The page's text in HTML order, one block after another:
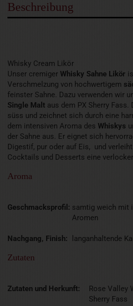
Beschreibung
Whisky Cream Likör
Unser cremiger Whisky Sahne Likör
Verschmelzung von hochwertigem
feinster Sahne. Dazu verwenden wir
Single Malt aus dem PX Sherry Fass.
süss und zeichnet sich durch eine
dem intensiven Aroma des Whiskys
der Sahne aus. Er eignet sich
Digestif, pur oder auf Eis, und
Cocktails und Desserts eine
Aroma
Geschmacksprofil: samtig weich mit
Aromen
Nachgang, Finish: langanhaltende
Zutaten
Zutaten und Herkunft:
Rose Valley
Sherry Fass